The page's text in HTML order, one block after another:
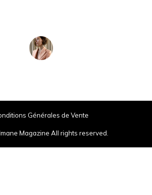
Générales de Vente
Magazine All rights reserved.